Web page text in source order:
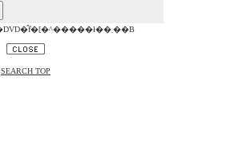
���̃T�C�g��DVD�̂݃f�[�^�����ł��܂��B
SEARCH TOP